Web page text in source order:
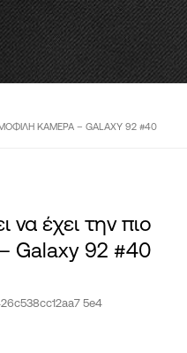
ΚΆΜΕΡΑ – GALAXY 92 #40
να έχει την πιο
Galaxy 92 #40